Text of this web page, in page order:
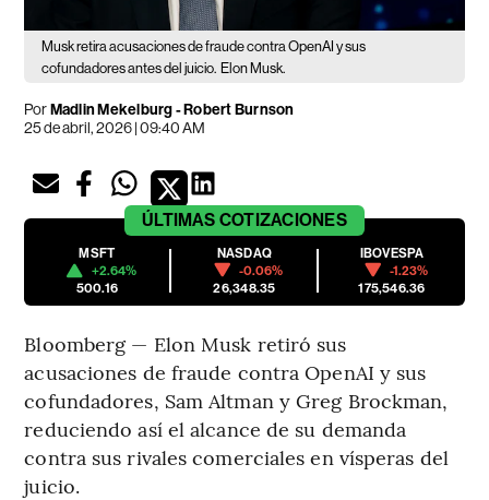
Musk retira acusaciones de fraude contra OpenAI y sus
cofundadores antes del juicio. Elon Musk.
PorMadlin Mekelburg - Robert Burnson
25 de abril, 2026 | 09:40 AM
ÚLTIMAS COTIZACIONES
MSFT
+2.64%
500.16
NASDAQ
-0.06%
26,348.35
IBOVESPA
-1.23%
175,546.36
Bloomberg — Elon Musk retiró sus
acusaciones de fraude contra OpenAI y sus
cofundadores, Sam Altman y Greg Brockman,
reduciendo así el alcance de su demanda
contra sus rivales comerciales en vísperas del
juicio.